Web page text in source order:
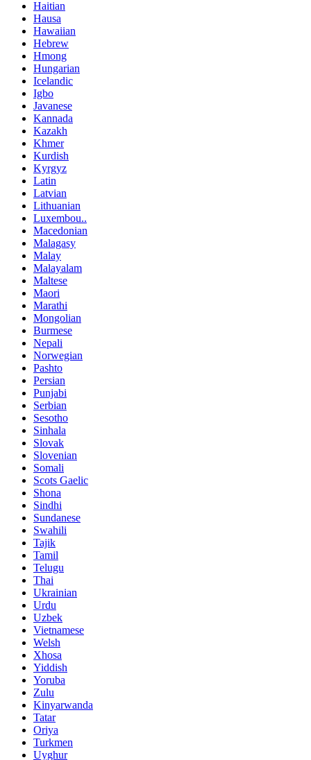
Haitian
Hausa
Hawaiian
Hebrew
Hmong
Hungarian
Icelandic
Igbo
Javanese
Kannada
Kazakh
Khmer
Kurdish
Kyrgyz
Latin
Latvian
Lithuanian
Luxembou..
Macedonian
Malagasy
Malay
Malayalam
Maltese
Maori
Marathi
Mongolian
Burmese
Nepali
Norwegian
Pashto
Persian
Punjabi
Serbian
Sesotho
Sinhala
Slovak
Slovenian
Somali
Scots Gaelic
Shona
Sindhi
Sundanese
Swahili
Tajik
Tamil
Telugu
Thai
Ukrainian
Urdu
Uzbek
Vietnamese
Welsh
Xhosa
Yiddish
Yoruba
Zulu
Kinyarwanda
Tatar
Oriya
Turkmen
Uyghur